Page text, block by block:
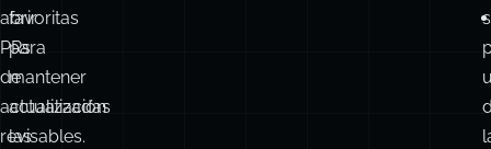
abrir
PRs
de
actualización
revisables.
favoritas
para
mantener
actualizadas
las